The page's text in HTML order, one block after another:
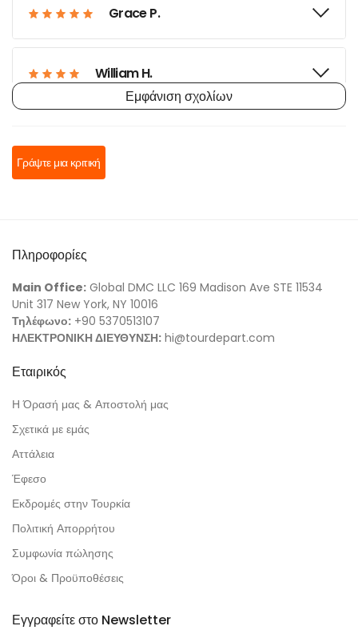
Grace P.
William H.
Benjamin T.
Mason D.
Lily A.
Εμφάνιση σχολίων
Γράψτε μια κριτική
Πληροφορίες
Main Office: Global DMC LLC 169 Madison Ave STE 11534
Unit 317 New York, NY 10016
Τηλέφωνο: +90 5370513107
ΗΛΕΚΤΡΟΝΙΚΗ ΔΙΕΥΘΥΝΣΗ: hi@tourdepart.com
Εταιρικός
Η Όρασή μας & Αποστολή μας
Σχετικά με εμάς
Αττάλεια
Έφεσο
Εκδρομές στην Τουρκία
Πολιτική Απορρήτου
Συμφωνία πώλησης
Όροι & Προϋποθέσεις
Εγγραφείτε στο Newsletter